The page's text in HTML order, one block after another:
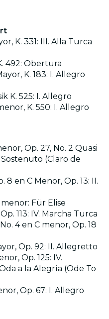
K. 331: III. Alla Turca
492: Obertura
K. 183: I. Allegro
K. 525: I. Allegro
K. 550: I. Allegro
Op. 27, No. 2 Quasi
(Claro de
en C Menor, Op. 13: II.
Für Elise
113: IV. Marcha Turca
4 en C menor, Op. 18
Op. 92: II. Allegretto
Op. 125: IV.
a la Alegría (Ode To
Op. 67: I. Allegro